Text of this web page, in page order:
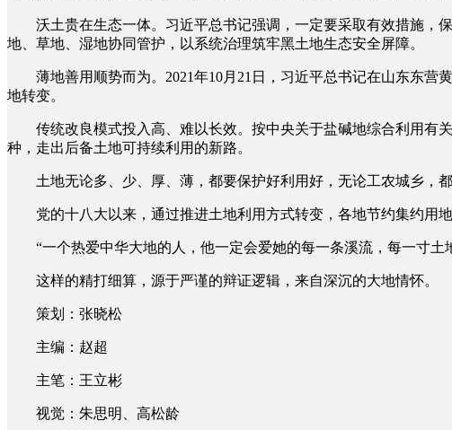
沃土贵在生态一体。习近平总书记强调，一定要采取有效措施，保
地、草地、湿地协同管护，以系统治理筑牢黑土地生态安全屏障。
薄地善用顺势而为。2021年10月21日，习近平总书记在山东东营
地转变。
传统改良模式投入高、难以长效。按中央关于盐碱地综合利用有关
种，走出后备土地可持续利用的新路。
土地无论多、少、厚、薄，都要保护好利用好，无论工农城乡，都
党的十八大以来，通过推进土地利用方式转变，各地节约集约用地
“一个热爱中华大地的人，他一定会爱她的每一条溪流，每一寸土
这样的精打细算，源于严谨的辩证逻辑，来自深沉的大地情怀。
策划：张晓松
主编：赵超
主笔：王立彬
视觉：朱思明、高松龄